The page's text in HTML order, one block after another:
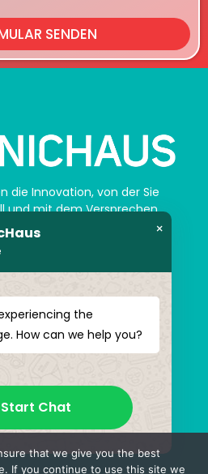
SENDEN
die Innovation, von der Sie
und mit dem Versprechen,
zu verleihen. Schenken Sie
neues „Ich“.
×
the
How can we help you?
Start Chat
that we give you the best
If you continue to use this site we